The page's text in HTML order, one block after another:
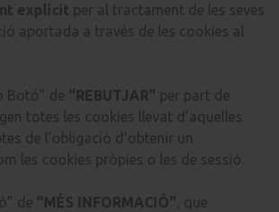
explícit per al tractament de les seves
aportada a través de les cookies al
Botó” de "REBUTJAR" per part de
totes les cookies llevat d’aquelles
de l’obligació d’obtenir un
les cookies pròpies o les de sessió.
de "MÉS INFORMACIÓ", que